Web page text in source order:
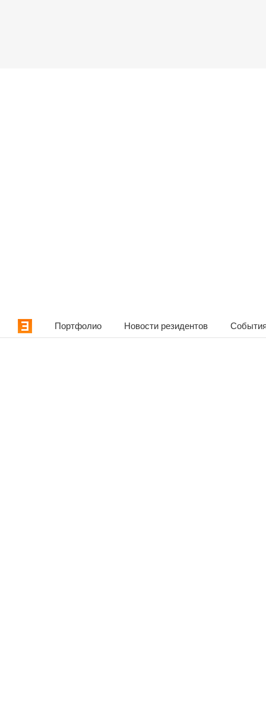
Портфолио Новости резидентов